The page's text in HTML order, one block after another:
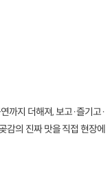
까지 더해져, 보고·즐기고·
감의 진짜 맛을 직접 현장에